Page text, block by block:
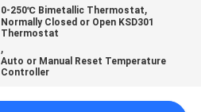
0-250℃ Bimetallic Thermostat,
Normally Closed or Open KSD301
Thermostat
,
Auto or Manual Reset Temperature
Controller